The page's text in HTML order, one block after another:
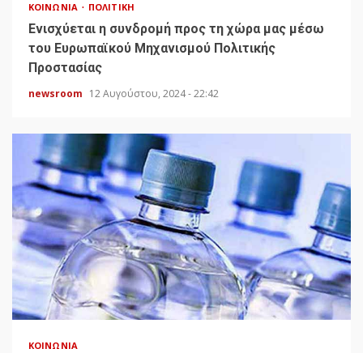
ΚΟΙΝΩΝΊΑ ΠΟΛΙΤΙΚΉ
Ενισχύεται η συνδρομή προς τη χώρα μας μέσω
του Ευρωπαϊκού Μηχανισμού Πολιτικής
Προστασίας
newsroom 12 Αυγούστου, 2024 - 22:42
ΚΟΙΝΩΝΊΑ